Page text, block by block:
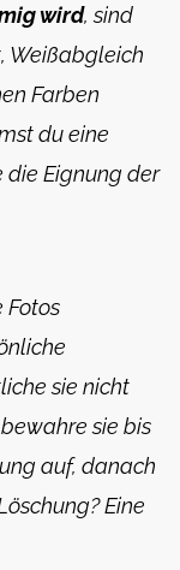
wird, sind
Weißabgleich
Farben
du eine
Eignung der
Fotos
sie nicht
sie bis
auf, danach
Eine